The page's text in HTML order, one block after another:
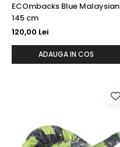
ECOmbacks Blue Malaysian
145 cm
120,00 Lei
ADAUGA IN COS